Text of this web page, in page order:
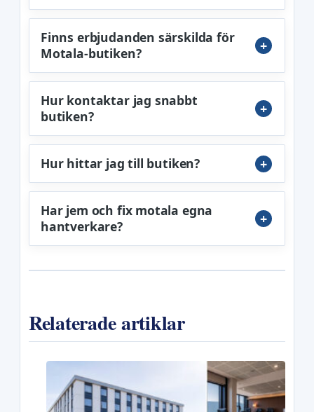
Finns erbjudanden särskilda för
Motala-butiken?
Hur kontaktar jag snabbt
butiken?
Hur hittar jag till butiken?
Har jem och fix motala egna
hantverkare?
Relaterade artiklar